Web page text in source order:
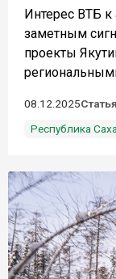
Интерес ВТБ к
заметным
проекты
08.12.2025Статья
Республика